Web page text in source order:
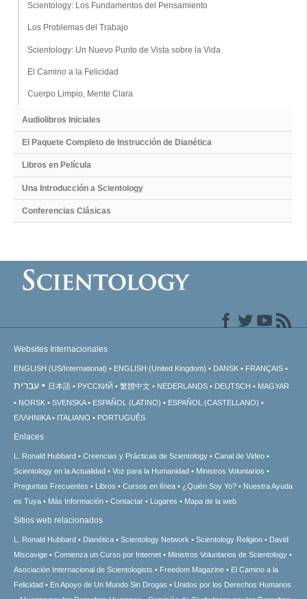
Scientology: Los Fundamentos del Pensamiento
Los Problemas del Trabajo
Scientology: Un Nuevo Punto de Vista sobre la Vida
El Camino a la Felicidad
Cuerpo Limpio, Mente Clara
Audiolibros Iniciales
El Paquete Completo de Instrucción de Dianética
Libros en Película
Una Introducción a Scientology
Conferencias Clásicas
Websites Internacionales
ENGLISH (US/International) ENGLISH (United Kingdom) DANSK FRANÇAIS
עברית 日本語 РУССКИЙ 繁體中文 NEDERLANDS DEUTSCH
MAGYAR
NORSK
SVENSKA ESPAÑOL (LATINO)
ESPAÑOL (CASTELLANO)
ΕΛΛΗΝΙΚA
ITALIANO PORTUGUÊS
Enlaces
L. Ronald Hubbard Creencias y Prácticas de Scientology
Canal de Video
Scientology en la Actualidad
Voz para la Humanidad
Ministros Voluntarios
Preguntas Frecuentes
Libros Cursos en línea ¿Quién Soy Yo?
Nuestra Ayuda
es Tuya
Más Información Contactar Lugares Mapa de la web
Sitios web relacionados
L. Ronald Hubbard Dianética Scientology Network Scientology Religion
David
Miscavige
Comienza un Curso por Internet
Ministros Voluntarios de Scientology
Asociación Internacional de Scientologists
Freedom Magazine
El Camino a la
Felicidad
En Apoyo de Un Mundo Sin Drogas
Unidos por los Derechos Humanos